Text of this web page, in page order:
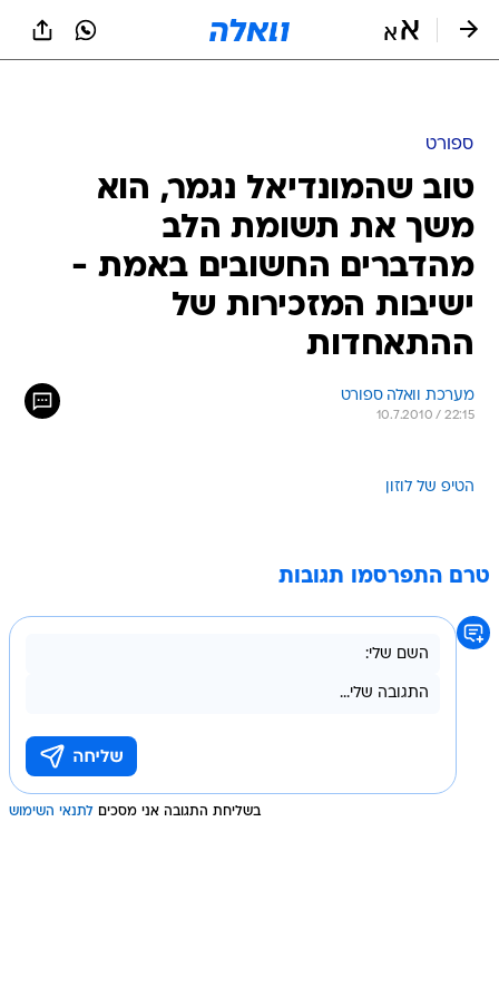
ספורט
טוב שהמונדיאל נגמר, הוא
משך את תשומת הלב
מהדברים החשובים באמת -
ישיבות המזכירות של
ההתאחדות
מערכת וואלה ספורט
10.7.2010 / 22:15
הטיפ של לוזון
טרם התפרסמו תגובות
בשליחת התגובה אני מסכים לתנאי השימוש